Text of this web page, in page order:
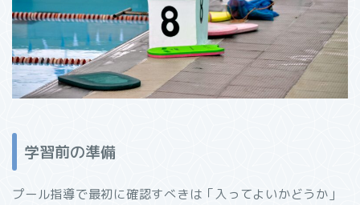
学習前の準備
プール指導で最初に確認すべきは「入ってよいかどうか」